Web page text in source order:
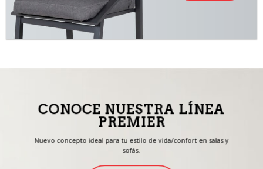
CONOCE NUESTRA LÍNEA
PREMIER
Nuevo concepto ideal para tu estilo de vida/confort en salas y
sofás.